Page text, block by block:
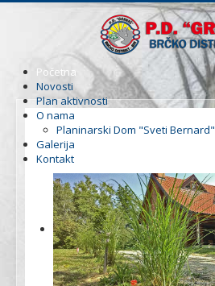
Početna
Novosti
Plan aktivnosti
O nama
Planinarski Dom "Sveti Bernard"
Galerija
Kontakt